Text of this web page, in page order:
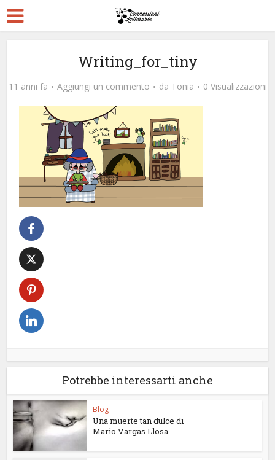
Writing_for_tiny
11 anni fa Aggiungi un commento da Tonia 0 Visualizzazioni
Potrebbe interessarti anche
Blog
Una muerte tan dulce di
Mario Vargas Llosa